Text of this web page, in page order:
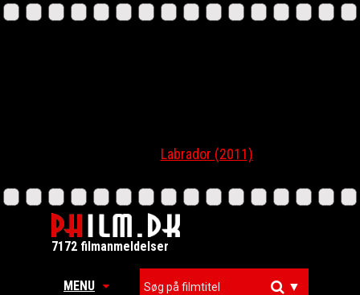
Labrador (2011)
7172 filmanmeldelser
MENU ▼